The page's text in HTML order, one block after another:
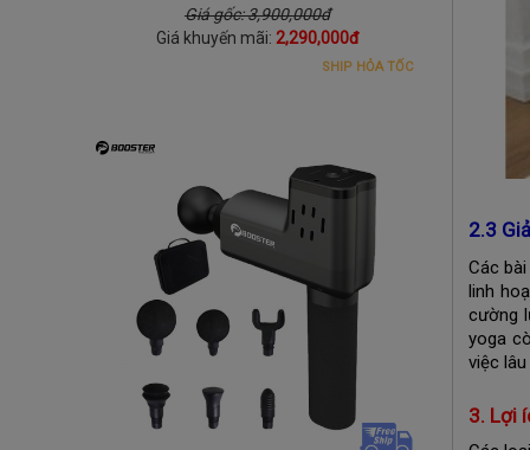
Giá gốc: 3,900,000đ
Giá khuyến mãi: 2,290,000đ
SHIP HỎA TỐC
2.3
Các
linh
cường
yoga
việc lâu
3. Lợi